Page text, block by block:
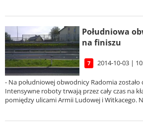
Południowa
na finiszu
7 2014-10-03 |
- Na południowej obwodnicy Radomia
Intensywne roboty trwają przez cały czas na
pomiędzy ulicami Armii Ludowej i Witkacego.